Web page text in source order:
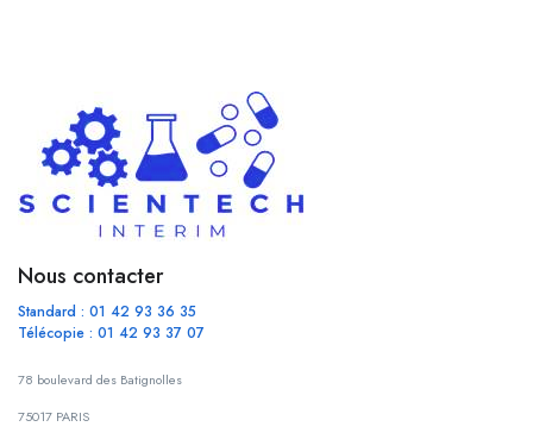
Nous contacter
Standard : 01 42 93 36 35
Télécopie : 01 42 93 37 07
78 boulevard des Batignolles
75017 PARIS